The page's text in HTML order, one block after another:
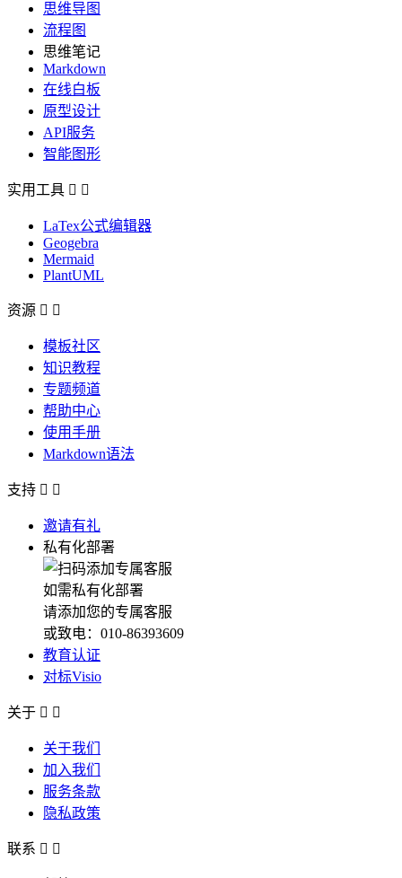
思维导图
流程图
思维笔记
Markdown
在线白板
原型设计
API服务
智能图形
实用工具  
LaTex公式编辑器
Geogebra
Mermaid
PlantUML
资源  
模板社区
知识教程
专题频道
帮助中心
使用手册
Markdown语法
支持  
邀请有礼
私有化部署
如需私有化部署
请添加您的专属客服
或致电：010-86393609
教育认证
对标Visio
关于  
关于我们
加入我们
服务条款
隐私政策
联系  